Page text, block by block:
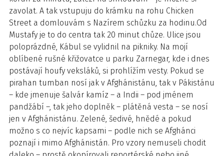
zavolat. A tak vstupuju do krámku na rohu Chicken
Street a domlouvám s Nazírem schůzku za hodinu.Od
Mustafy je to do centra tak 20 minut chůze. Ulice jsou
poloprázdné, Kábul se vylidnil na pikniky. Na mojí
oblíbené rušné křižovatce u parku Zarnegar, kde i dnes
postávají houfy veksláků, si prohlížím vesty. Pokud se
pirahan tumban nosí jak v Afghánistánu, tak v Pákistánu
– kde jmenuje šalvár kamíz – a Indii – pod jménem
pandžábí –, tak jeho doplněk – plátěná vesta – se nosí
jen v Afghánistánu. Zelené, šedivé, hnědé a pokud
možno s co nejvíc kapsami – podle nich se Afghánci
poznají i mimo Afghánistán. Pro vzory nemuseli chodit